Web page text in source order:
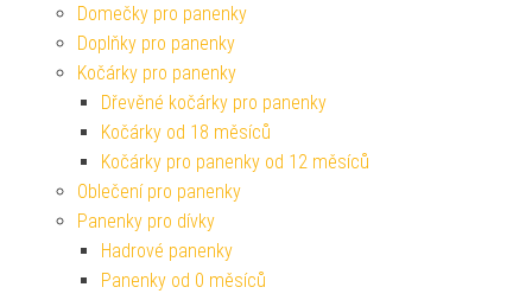
Domečky pro panenky
Doplňky pro panenky
Kočárky pro panenky
Dřevěné kočárky pro panenky
Kočárky od 18 měsíců
Kočárky pro panenky od 12 měsíců
Oblečení pro panenky
Panenky pro dívky
Hadrové panenky
Panenky od 0 měsíců